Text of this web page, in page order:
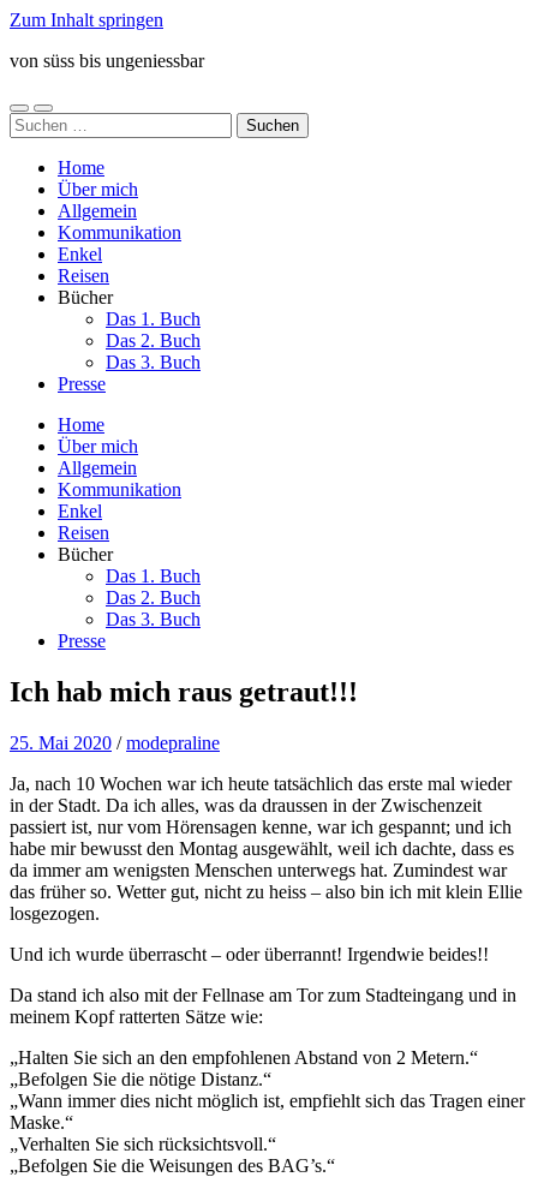
Zum Inhalt springen
von süss bis ungeniessbar
Mobile-
Menü
Suchfeld
ein-/ausblenden
Suchen
nach:
Home
Über mich
Allgemein
Kommunikation
Enkel
Reisen
Bücher
Das 1. Buch
Das 2. Buch
Das 3. Buch
Presse
Home
Über mich
Allgemein
Kommunikation
Enkel
Reisen
Bücher
Das 1. Buch
Das 2. Buch
Das 3. Buch
Presse
Ich hab mich raus getraut!!!
25. Mai 2020 /modepraline
Ja, nach 10 Wochen war ich heute tatsächlich das erste mal wieder
in der Stadt. Da ich alles, was da draussen in der Zwischenzeit
passiert ist, nur vom Hörensagen kenne, war ich gespannt; und ich
habe mir bewusst den Montag ausgewählt, weil ich dachte, dass es
da immer am wenigsten Menschen unterwegs hat. Zumindest war
das früher so. Wetter gut, nicht zu heiss – also bin ich mit klein Ellie
losgezogen.
Und ich wurde überrascht – oder überrannt! Irgendwie beides!!
Da stand ich also mit der Fellnase am Tor zum Stadteingang und in
meinem Kopf ratterten Sätze wie:
„Halten Sie sich an den empfohlenen Abstand von 2 Metern.“
„Befolgen Sie die nötige Distanz.“
„Wann immer dies nicht möglich ist, empfiehlt sich das Tragen einer
Maske.“
„Verhalten Sie sich rücksichtsvoll.“
„Befolgen Sie die Weisungen des BAG’s.“